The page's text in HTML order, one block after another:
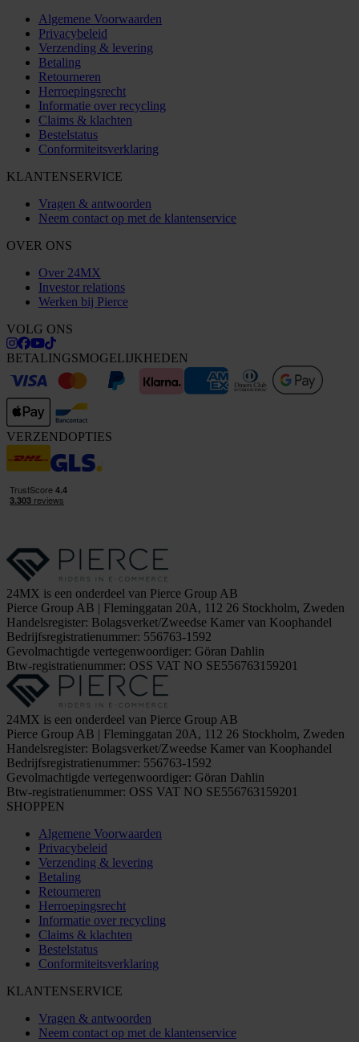
Algemene Voorwaarden
Privacybeleid
Verzending & levering
Betaling
Retourneren
Herroepingsrecht
Informatie over recycling
Claims & klachten
Bestelstatus
Conformiteitsverklaring
KLANTENSERVICE
Vragen & antwoorden
Neem contact op met de klantenservice
OVER ONS
Over 24MX
Investor relations
Werken bij Pierce
VOLG ONS
BETALINGSMOGELIJKHEDEN
VERZENDOPTIES
24MX is een onderdeel van Pierce Group AB
Pierce Group AB | Fleminggatan 20A, 112 26 Stockholm, Zweden
Handelsregister: Bolagsverket/Zweedse Kamer van Koophandel
Bedrijfsregistratienummer: 556763-1592
Gevolmachtigde vertegenwoordiger: Göran Dahlin
Btw-registratienummer: OSS VAT NO SE556763159201
24MX is een onderdeel van Pierce Group AB
Pierce Group AB | Fleminggatan 20A, 112 26 Stockholm, Zweden
Handelsregister: Bolagsverket/Zweedse Kamer van Koophandel
Bedrijfsregistratienummer: 556763-1592
Gevolmachtigde vertegenwoordiger: Göran Dahlin
Btw-registratienummer: OSS VAT NO SE556763159201
SHOPPEN
Algemene Voorwaarden
Privacybeleid
Verzending & levering
Betaling
Retourneren
Herroepingsrecht
Informatie over recycling
Claims & klachten
Bestelstatus
Conformiteitsverklaring
KLANTENSERVICE
Vragen & antwoorden
Neem contact op met de klantenservice